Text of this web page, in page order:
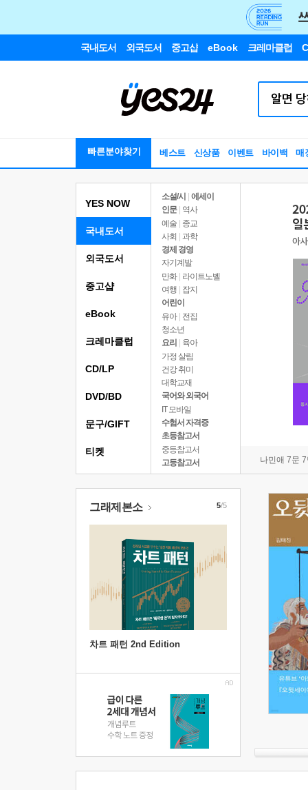
국내도서 외국도서 중고샵 eBook 크레마클럽
빠른분야찾기 베스트 신상품 이벤트 바이백 매
YES NOW
국내도서
소설/시
에세이
인문
역사
예술 | 종교
사회 | 과학
경제 경영
자기계발
만화 | 라이트노벨
여행
잡지
어린이
유아 | 전집
청소년
요리
육아
가정 살림
건강 취미
대학교재
국어와 외국어
IT 모바일
수험서 자격증
초등참고서
중등참고서
고등참고서
나민애 7문
외국도서
중고샵
eBook
크레마클럽
CD/LP
DVD/BD
문구/GIFT
티켓
그래제본소
차트 패턴 2nd Edition
5/5